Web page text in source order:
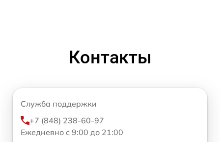
Контакты
Служба поддержки
+7 (848) 238-60-97
Ежедневно с 9:00 до 21:00